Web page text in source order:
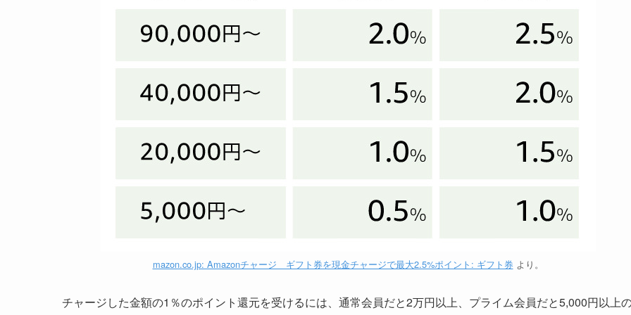
mazon.co.jp: Amazonチャージ ギフト券を現金チャージで最大2.5%ポイント: ギフト券 より。
チャージした金額の1％のポイント還元を受けるには、通常会員だと2万円以上、プライム会員だと5,000円以上